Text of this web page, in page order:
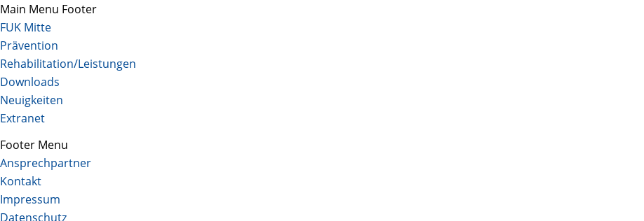
Main Menu Footer
FUK Mitte
Prävention
Rehabilitation/Leistungen
Downloads
Neuigkeiten
Extranet
Footer Menu
Ansprechpartner
Kontakt
Impressum
Datenschutz